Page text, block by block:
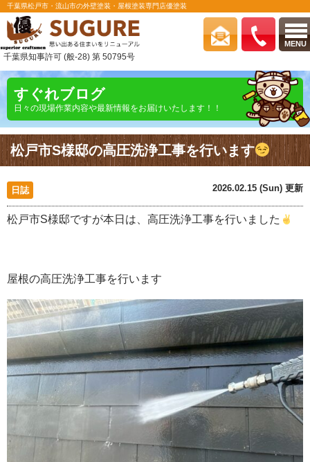
MENU
千葉県松戸市・流山市の外壁塗装・屋根塗装専門店優塗装
千葉県知事許可 (般-28) 第 50795号
すぐれブログ
日々の現場作業内容や最新情報をお届けいたします！！
松戸市S様邸の高圧洗浄工事を行います
日誌 2026.02.15 (Sun) 更新
松戸市S様邸ですが本日は、高圧洗浄工事を行いました
屋根の高圧洗浄工事を行います